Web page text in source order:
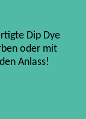
Dip Dye
oder mit
Anlass!